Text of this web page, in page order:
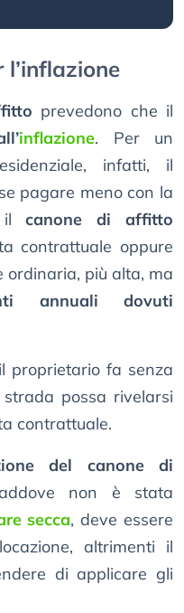
prevedono che il
inflazione. Per un
infatti, il
pagare meno con la
ilcanone di affitto
contrattuale oppure
ordinaria, più alta, ma
annuali dovuti
proprietario fa senza
possa rivelarsi
contrattuale.
del canone di
non è stata
secca, deve essere
altrimenti il
di applicare gli